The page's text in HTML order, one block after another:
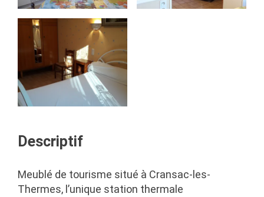
Descriptif
Meublé de tourisme situé à Cransac-les-
Thermes, l’unique station thermale